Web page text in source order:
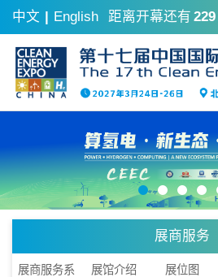
中文 | English 距离开幕还有 229
展商服务
展商服务系 展馆介绍 展位图